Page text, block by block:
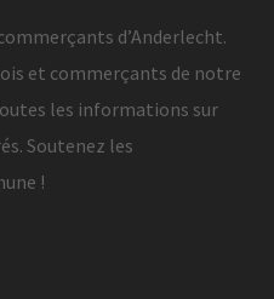
d’Anderlecht.
et commerçants de notre
les informations sur
Soutenez les
!